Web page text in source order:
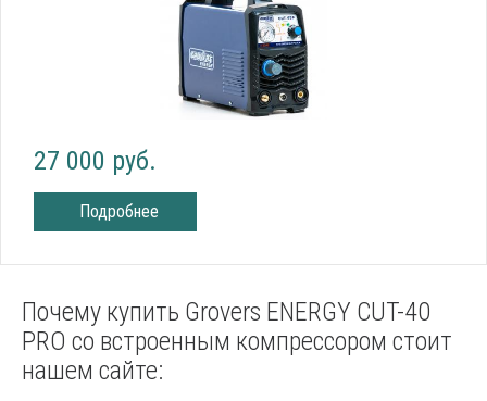
27 000 руб.
Подробнее
Почему купить Grovers ENERGY CUT-40
PRO со встроенным компрессором стоит
нашем сайте: